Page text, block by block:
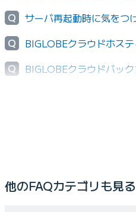
Q
サーバ再起動時に気をつ
Q
BIGLOBEクラウドホス
Q
BIGLOBEクラウドバッ
他のFAQカテゴリも見る